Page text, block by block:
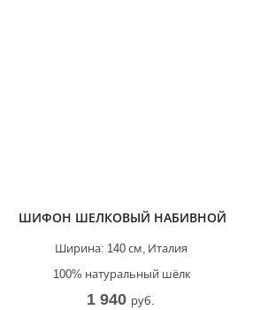
ШИФОН ШЕЛКОВЫЙ НАБИВНОЙ
Италия
Ширина: 140 см,
100% натуральный шёлк
1 940 руб.